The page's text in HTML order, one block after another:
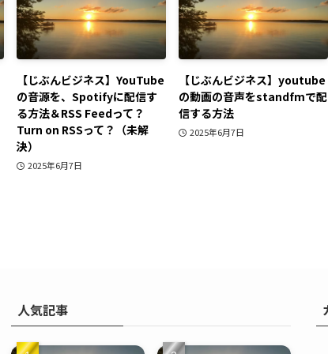
【じぶんビジネス】YouTube
の音源を、Spotifyに配信す
る方法＆RSS Feedって？
Turn on RSSって？（未解
決）
2025年6月7日
【じぶんビジネス】youtube
の動画の音声をstandfmで配
信する方法
2025年6月7日
人気記事